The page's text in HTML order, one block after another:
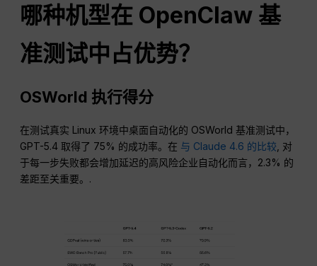
哪种机型在 OpenClaw 基
准测试中占优势？
OSWorld 执行得分
在测试真实 Linux 环境中桌面自动化的 OSWorld 基准测试中，
GPT-5.4 取得了 75% 的成功率。在 与 Claude 4.6 的比较 , 对
于每一步失败都会增加延迟的高风险企业自动化而言，2.3% 的
差距至关重要。.